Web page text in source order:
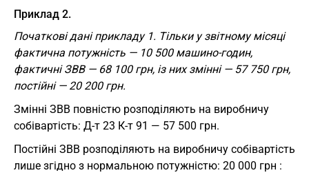
Приклад 2.
Початкові дані прикладу 1. Тільки у звітному місяці
фактична потужність — 10 500 машино-годин,
фактичні ЗВВ — 68 100 грн, із них змінні — 57 750 грн,
постійні — 20 200 грн.
Змінні ЗВВ повністю розподіляють на виробничу
собівартість: Д-т 23 К-т 91 — 57 500 грн.
Постійні ЗВВ розподіляють на виробничу собівартість
лише згідно з нормальною потужністю: 20 000 грн :